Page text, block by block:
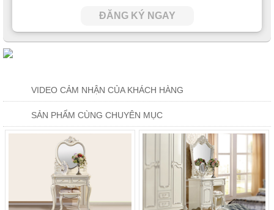
ĐĂNG KÝ NGAY
VIDEO CẢM NHẬN CỦA KHÁCH HÀNG
SẢN PHẨM CÙNG CHUYÊN MỤC